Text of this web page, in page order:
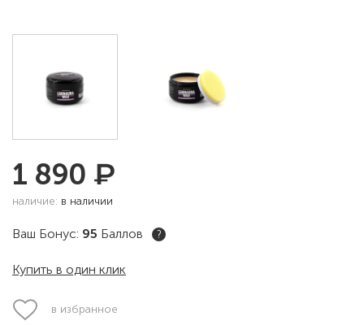
1 890 ₽
наличие: в наличии
Ваш Бонус: 95 Баллов ?
Купить в один клик
в избранное